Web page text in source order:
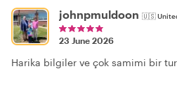
johnpmuldoon 🇺🇸
23 June 2026
Harika bilgiler ve çok samimi bir